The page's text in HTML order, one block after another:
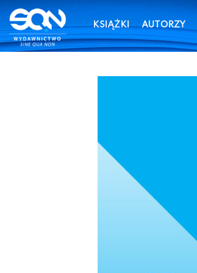
KSIĄŻKI AUTORZY